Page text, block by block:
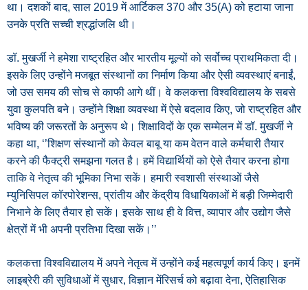
था। दशकों बाद, साल 2019 में आर्टिकल 370 और 35(A) को हटाया जाना
उनके प्रति सच्ची श्रद्धांजलि थी।
डॉ. मुखर्जी ने हमेशा राष्ट्रहित और भारतीय मूल्यों को सर्वोच्च प्राथमिकता दी।
इसके लिए उन्होंने मजबूत संस्थानों का निर्माण किया और ऐसी व्यवस्थाएं बनाईं,
जो उस समय की सोच से काफी आगे थीं। वे कलकत्ता विश्वविद्यालय के सबसे
युवा कुलपति बने। उन्होंने शिक्षा व्यवस्था में ऐसे बदलाव किए, जो राष्ट्रहित और
भविष्य की जरूरतों के अनुरूप थे। शिक्षाविदों के एक सम्मेलन में डॉ. मुखर्जी ने
कहा था, ‘’शिक्षण संस्थानों को केवल बाबू या कम वेतन वाले कर्मचारी तैयार
करने की फैक्ट्री समझना गलत है। हमें विद्यार्थियों को ऐसे तैयार करना होगा
ताकि वे नेतृत्व की भूमिका निभा सकें। हमारी स्वशासी संस्थाओं जैसे
म्युनिसिपल कॉरपोरेशन्स, प्रांतीय और केंद्रीय विधायिकाओं में बड़ी जिम्मेदारी
निभाने के लिए तैयार हो सकें। इसके साथ ही वे वित्त, व्यापार और उद्योग जैसे
क्षेत्रों में भी अपनी प्रतिभा दिखा सकें।’’
कलकत्ता विश्वविद्यालय में अपने नेतृत्व में उन्होंने कई महत्वपूर्ण कार्य किए। इनमें
लाइब्रेरी की सुविधाओं में सुधार, विज्ञान मेंरिसर्च को बढ़ावा देना, ऐतिहासिक